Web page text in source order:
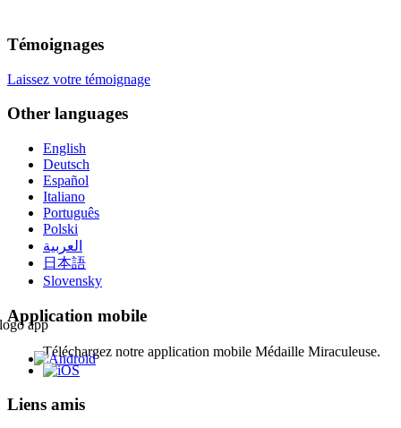
Témoignages
Laissez votre témoignage
Other languages
English
Deutsch
Español
Italiano
Português
Polski
العربية
日本語
Slovensky
Application mobile
Téléchargez notre application mobile Médaille Miraculeuse.
Liens amis